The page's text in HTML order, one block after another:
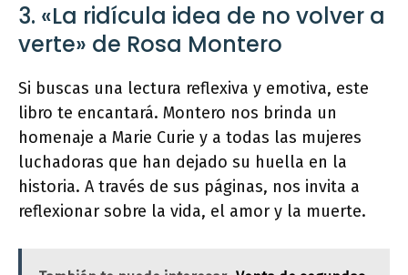
3. «La ridícula idea de no volver a
verte» de Rosa Montero
Si buscas una lectura reflexiva y emotiva, este
libro te encantará. Montero nos brinda un
homenaje a Marie Curie y a todas las mujeres
luchadoras que han dejado su huella en la
historia. A través de sus páginas, nos invita a
reflexionar sobre la vida, el amor y la muerte.